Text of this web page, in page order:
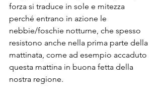
forza si traduce in sole e mitezza
perché entrano in azione le
nebbie/foschie notturne, che spesso
resistono anche nella prima parte della
mattinata, come ad esempio accaduto
questa mattina in buona fetta della
nostra regione.